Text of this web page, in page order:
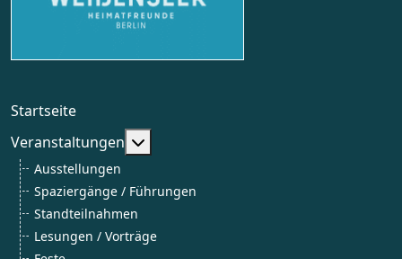
Startseite
Veranstaltungen
Weitere Informationen:
Ausstellungen
Spaziergänge / Führungen
Standteilnahmen
Lesungen / Vorträge